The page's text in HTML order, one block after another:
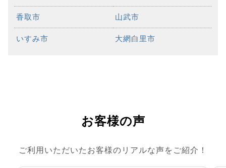
香取市 山武市
いすみ市 大網白里市
お客様の声
ご利用いただいたお客様のリアルな声をご紹介！